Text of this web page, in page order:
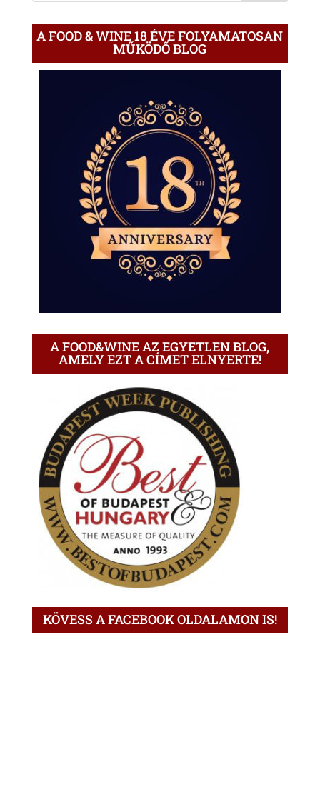
A FOOD & WINE 18 ÉVE FOLYAMATOSAN
MŰKÖDŐ BLOG
A FOOD&WINE AZ EGYETLEN BLOG,
AMELY EZT A CÍMET ELNYERTE!
KÖVESS A FACEBOOK OLDALAMON IS!